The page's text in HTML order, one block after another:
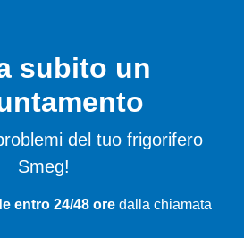
subito un
del tuo frigorifero
Smeg!
entro 24/48 oredalla chiamata